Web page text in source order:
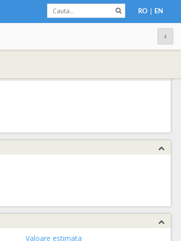
RO | EN
Valoare estimata